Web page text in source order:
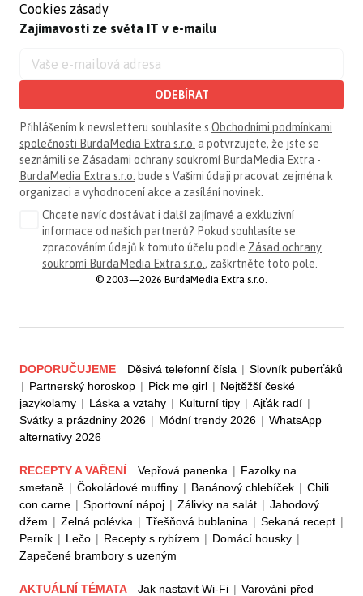
Cookies zásady
Zajímavosti ze světa IT v e-mailu
ODEBÍRAT
Přihlášením k newsletteru souhlasíte s Obchodními podmínkami
společnosti BurdaMedia Extra s.r.o. a potvrzujete, že jste se
seznámili se Zásadami ochrany soukromí BurdaMedia Extra -
BurdaMedia Extra s.r.o. bude s Vašimi údaji pracovat zejména k
organizaci a vyhodnocení akce a zasílání novinek.
Chcete navíc dostávat i další zajímavé a exkluzivní
informace od našich partnerů? Pokud souhlasíte se
zpracováním údajů k tomuto účelu podle Zásad ochrany
soukromí BurdaMedia Extra s.r.o. , zaškrtněte toto pole.
© 2003—2026 BurdaMedia Extra s.r.o.
DOPORUČUJEME Děsivá telefonní čísla | Slovník puberťáků
| Partnerský horoskop | Pick me girl | Nejtěžší české
jazykolamy | Láska a vztahy | Kulturní tipy | Ajťák radí |
Svátky a prázdniny 2026 | Módní trendy 2026 | WhatsApp
alternativy 2026
RECEPTY A VAŘENÍ Vepřová panenka | Fazolky na
smetaně | Čokoládové muffiny | Banánový chlebíček | Chili
con carne | Sportovní nápoj | Zálivky na salát | Jahodový
džem | Zelná polévka | Třešňová bublanina | Sekaná recept |
Perník | Lečo | Recepty s rybízem | Domácí housky |
Zapečené brambory s uzeným
AKTUÁLNÍ TÉMATA Jak nastavit Wi-Fi | Varování před